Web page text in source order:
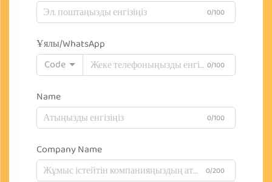
0/100
Ұялы/WhatsApp
Code
0/100
Name
0/100
Company Name
0/200